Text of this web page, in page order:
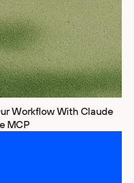
Workflow With Claude
MCP